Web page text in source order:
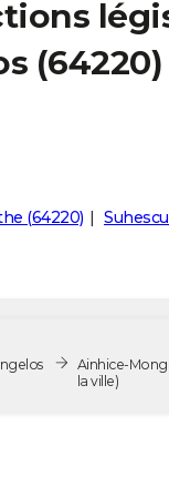
(64220)
(64220)
Ainhice-
la ville)